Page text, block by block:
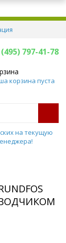
797-41-78
корзина пуста
на текущую